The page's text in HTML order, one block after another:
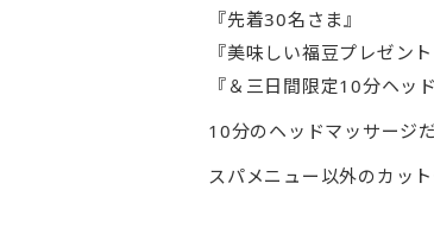
『先着30名さま』
『美味しい福豆プレゼント
『＆三日間限定10分ヘッ
10分のヘッドマッサージ
スパメニュー以外のカッ